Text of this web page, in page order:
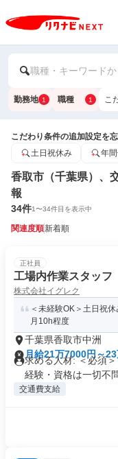
職種・キーワード
勤務地 1 職種 1 こ
こだわり条件の追加設定を
土日祝休み
年
香取市（千葉県）、
報
34件1〜34件目を表示中
関連度順新着順
正社員
工場内作業スタッフ
株式会社イグレク
＜未経験OK＞土日祝
月10h程度
千葉県香取市中洲
月給21万7000円～
求める人材: ＜必須
経験・資格は一切不問
交通費支給